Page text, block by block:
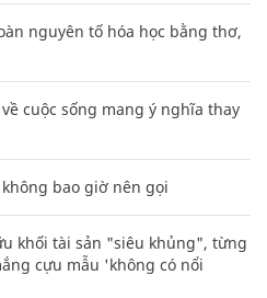
nguyên tố hóa học bằng thơ,
cuộc sống mang ý nghĩa thay
bao giờ nên gọi
khối tài sản "siêu khủng", từng
cựu mẫu 'không có nổi